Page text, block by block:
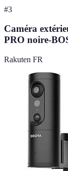
#3
Caméra
PRO noire-
Rakuten FR